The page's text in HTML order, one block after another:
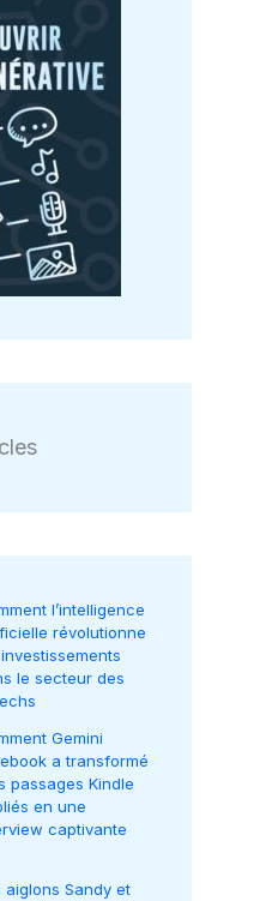
l’intelligence
révolutionne
le secteur des
Gemini
a transformé
passages Kindle
en une
captivante
aiglons Sandy et